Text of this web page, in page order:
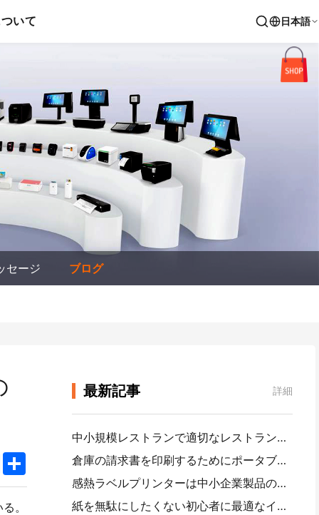
いて 日本語
セージ ブログ
TwitterShare
。
最新記事 詳細
中小規模レストランで適切なレストランソフトウェアを選択する方法
倉庫の請求書を印刷するためにポータブルA 4プリンタが必要ですか。何が本当に効果的なのか
感熱ラベルプリンターは中小企業製品のために防水ラベルを作ることができますか？
紙を無駄にしたくない初心者に最適なインスタントカメラ